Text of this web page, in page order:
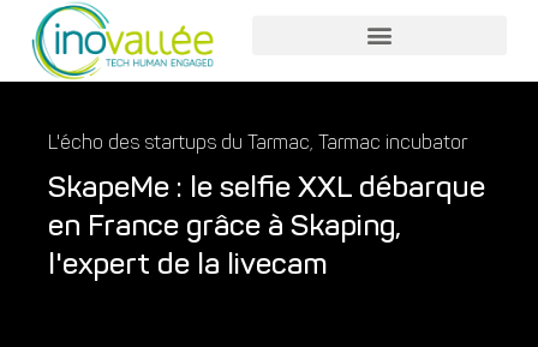
L'écho des startups du Tarmac, Tarmac incubator
SkapeMe : le selfie XXL débarque
en France grâce à Skaping,
l'expert de la livecam